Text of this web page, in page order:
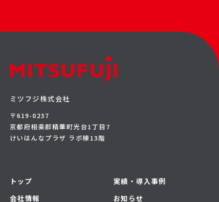
ミツフジ株式会社
〒619-0237
京都府相楽郡精華町光台1丁目7
けいはんなプラザ ラボ棟13階
トップ
会社情報
実績・導入事例
お知らせ